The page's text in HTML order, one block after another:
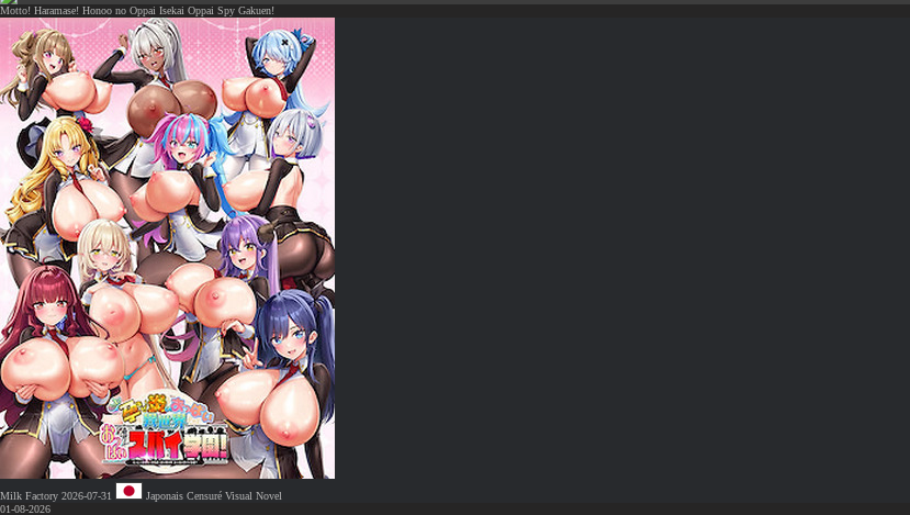
Motto! Haramase! Honoo no Oppai Isekai Oppai Spy Gakuen!
Milk Factory 2026-07-31 Japonais Censuré Visual Novel
01-08-2026